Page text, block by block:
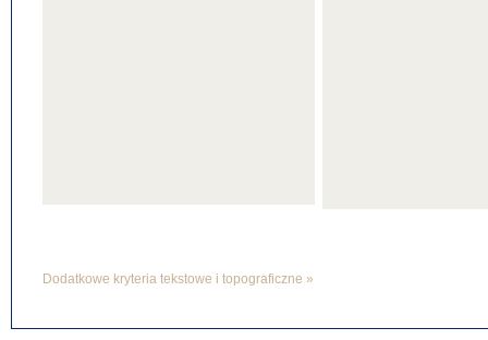
Dodatkowe kryteria tekstowe i topograficzne »